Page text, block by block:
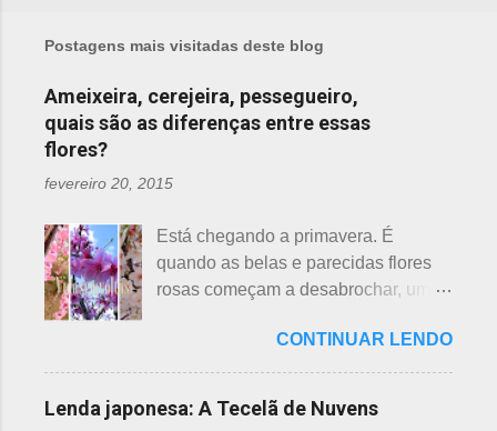
Postagens mais visitadas deste blog
Ameixeira, cerejeira, pessegueiro,
quais são as diferenças entre essas
flores?
fevereiro 20, 2015
Está chegando a primavera. É
quando as belas e parecidas flores
rosas começam a desabrochar, uma
fevereiro, a segunda em março e, no
final de março até abril, as cerejeiras.
Lembrando que o clima pode
CONTINUAR LENDO
Lenda japonesa: A Tecelã de Nuvens